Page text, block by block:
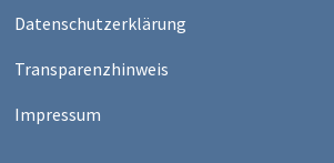
Datenschutzerklärung
Transparenzhinweis
Impressum